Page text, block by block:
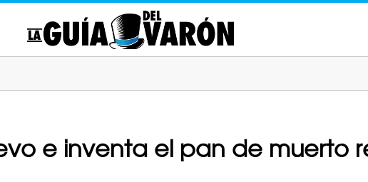
e inventa el pan de muerto